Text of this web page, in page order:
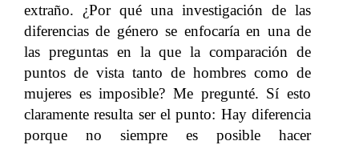
extraño. ¿Por qué una investigación de las
diferencias de género se enfocaría en una de
las preguntas en la que la comparación de
puntos de vista tanto de hombres como de
mujeres es imposible? Me pregunté. Sí esto
claramente resulta ser el punto: Hay diferencia
porque no siempre es posible hacer